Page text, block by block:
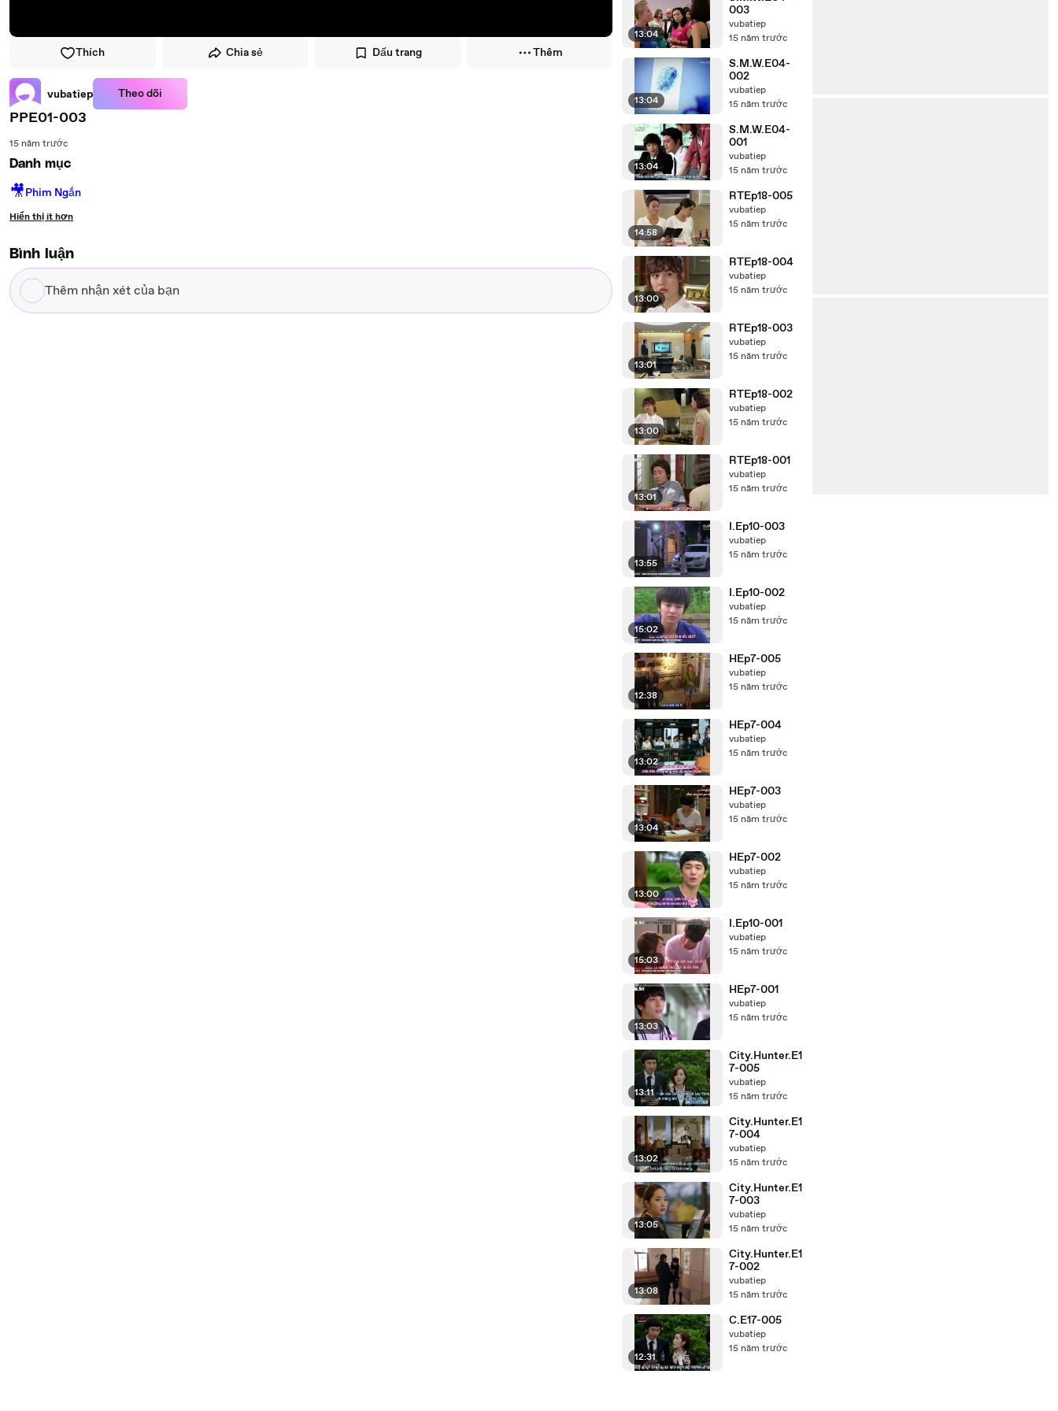
Thích Chia sẻ Dấu trang Thêm
vubatiep Theo dõi
PPE01-003
15 năm trước
Danh mục
🎥Phim Ngắn
Hiển thị ít hơn
Bình luận
Thêm
nhận
13:04
003
vubatiep
15 năm trước
13:04
S.M.W.E04-
002
vubatiep
15 năm trước
13:04
S.M.W.E04-
001
vubatiep
15 năm trước
14:58
RTEp18-005
vubatiep
15 năm trước
13:00
RTEp18-004
vubatiep
15 năm trước
13:01
RTEp18-003
vubatiep
15 năm trước
13:00
RTEp18-002
vubatiep
15 năm trước
13:01
RTEp18-001
vubatiep
15 năm trước
13:55
I.Ep10-003
vubatiep
15 năm trước
15:02
I.Ep10-002
vubatiep
15 năm trước
12:38
HEp7-005
vubatiep
15 năm trước
13:02
HEp7-004
vubatiep
15 năm trước
13:04
HEp7-003
vubatiep
15 năm trước
13:00
HEp7-002
vubatiep
15 năm trước
15:03
I.Ep10-001
vubatiep
15 năm trước
13:03
HEp7-001
vubatiep
15 năm trước
13:11
City.Hunter.E1
7-005
vubatiep
15 năm trước
13:02
City.Hunter.E1
7-004
vubatiep
15 năm trước
13:05
City.Hunter.E1
7-003
vubatiep
15 năm trước
13:08
City.Hunter.E1
7-002
vubatiep
15 năm trước
12:31
C.E17-005
vubatiep
15 năm trước